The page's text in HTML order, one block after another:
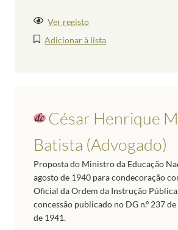
Ver registo
Adicionar à lista
César Henrique
Batista (Advogado)
Proposta do Ministro da Educação
agosto de 1940 para condecoração
Oficial da Ordem da Instrução
concessão publicado no DG n.º 237
de 1941.